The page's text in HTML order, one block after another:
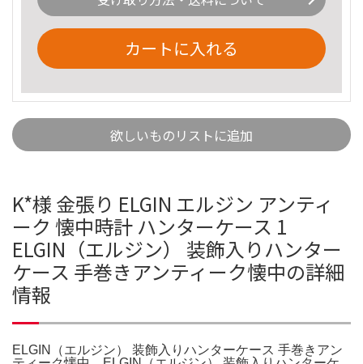
カートに入れる
欲しいものリストに追加
K*様 金張り ELGIN エルジン アンティ
ーク 懐中時計 ハンターケース 1
ELGIN（エルジン） 装飾入りハンター
ケース 手巻きアンティーク懐中の詳細
情報
ELGIN（エルジン） 装飾入りハンターケース 手巻きアン